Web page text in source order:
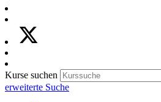
Kurse suchen
erweiterte Suche